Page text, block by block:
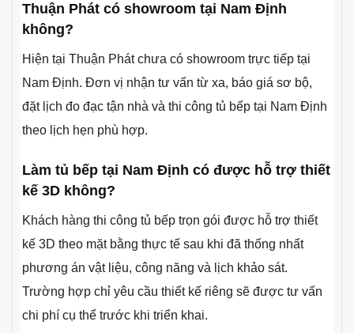
Thuận Phát có showroom tại Nam Định
không?
Hiện tại Thuận Phát chưa có showroom trực tiếp tại
Nam Định. Đơn vị nhận tư vấn từ xa, báo giá sơ bộ,
đặt lịch đo đạc tận nhà và thi công tủ bếp tại Nam Định
theo lịch hẹn phù hợp.
Làm tủ bếp tại Nam Định có được hỗ trợ thiết
kế 3D không?
Khách hàng thi công tủ bếp trọn gói được hỗ trợ thiết
kế 3D theo mặt bằng thực tế sau khi đã thống nhất
phương án vật liệu, công năng và lịch khảo sát.
Trường hợp chỉ yêu cầu thiết kế riêng sẽ được tư vấn
chi phí cụ thể trước khi triển khai.